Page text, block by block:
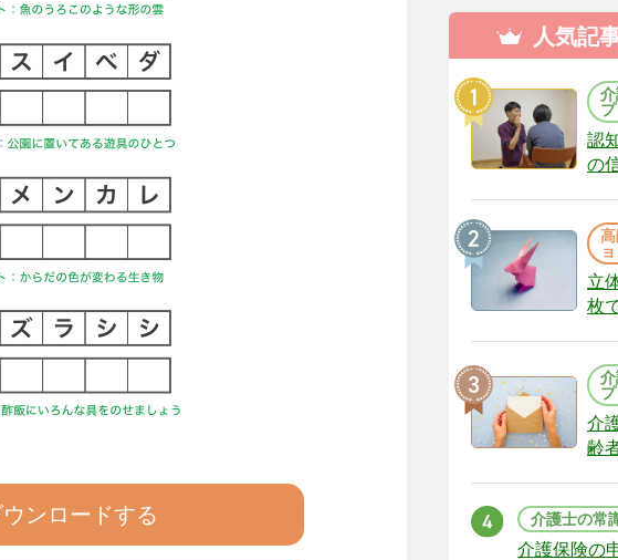
ンロードする
人気記
プ
認
の
（
立
枚
プ
介
齢
介護士の常
介護保険の